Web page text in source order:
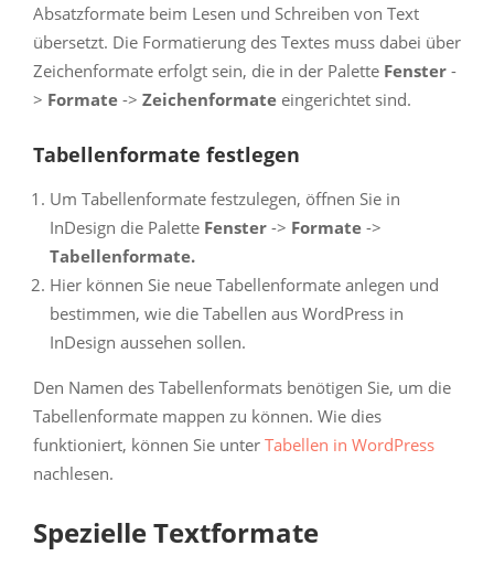
Absatzformate beim Lesen und Schreiben von Text
übersetzt. Die Formatierung des Textes muss dabei über
Zeichenformate erfolgt sein, die in der Palette Fenster -
> Formate -> Zeichenformate eingerichtet sind.
Tabellenformate festlegen
Um Tabellenformate festzulegen, öffnen Sie in
InDesign die Palette Fenster -> Formate ->
Tabellenformate.
Hier können Sie neue Tabellenformate anlegen und
bestimmen, wie die Tabellen aus WordPress in
InDesign aussehen sollen.
Den Namen des Tabellenformats benötigen Sie, um die
Tabellenformate mappen zu können. Wie dies
funktioniert, können Sie unter Tabellen in WordPress
nachlesen.
Spezielle Textformate